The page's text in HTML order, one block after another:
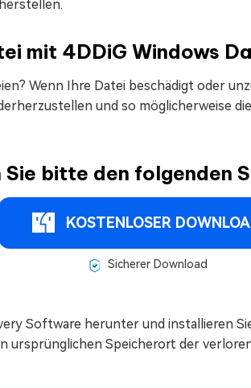
mit 4DDiG Windows
Wenn Ihre Datei beschädigt oder
und so möglicherweise
Sie bitte den folgenden
KOSTENLOSER
Sicherer Download
Software herunter und installieren
ursprünglichen Speicherort der